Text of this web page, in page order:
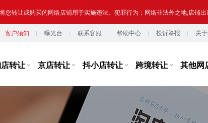
您转让或购买的网络店铺用于实施违法、犯罪行为；网络非法外之地,店铺
违规经营活动的行为，如引导线下交易、发布违规内容、进行虚假宣传等
转让或购买的网络店铺用于实施违法、犯罪行为；网络非法外之地,店铺
客户须知 曝光台 联系客服 帮助中心 投诉举报 关
转让 京店转让 抖小店转让 跨境转让 其他网